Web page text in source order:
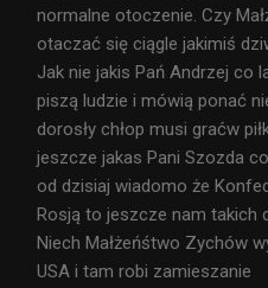
normalne otoczenie. Czy
otaczać się ciągle jakimiś
Jak nie jakis Pań Andrzej co
piszą ludzie i mówią ponać
dorosły chłop musi graćw
jeszcze jakas Pani Szozda
od dzisiaj wiadomo że
Rosją to jeszcze nam takich
Niech Małżeńśtwo Zychów
USA i tam robi zamieszanie